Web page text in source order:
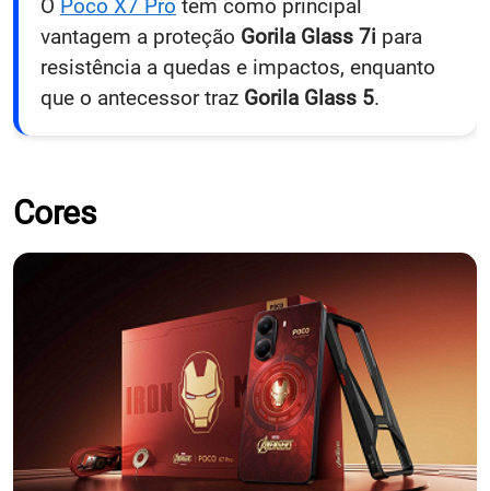
O Poco X7 Pro tem como principal
vantagem a proteção Gorila Glass 7i para
resistência a quedas e impactos, enquanto
que o antecessor traz Gorila Glass 5.
Cores